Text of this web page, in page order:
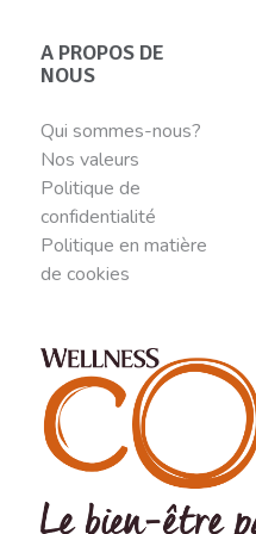
A PROPOS DE
NOUS
Qui sommes-nous?
Nos valeurs
Politique de
confidentialité
Politique en matière
de cookies